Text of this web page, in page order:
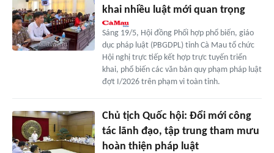
khai nhiều luật mới quan trọng
Sáng 19/5, Hội đồng Phối hợp phổ biến, giáo
dục pháp luật (PBGDPL) tỉnh Cà Mau tổ chức
Hội nghị trực tiếp kết hợp trực tuyến triển
khai, phổ biến các văn bản quy phạm pháp luật
đợt I/2026 trên phạm vi toàn tỉnh.
Chủ tịch Quốc hội: Đổi mới công
tác lãnh đạo, tập trung tham mưu
hoàn thiện pháp luật